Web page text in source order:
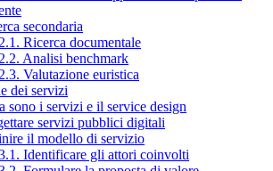
secondaria
Ricerca documentale
Analisi benchmark
Valutazione euristica
dei servizi
sono i servizi e il service design
servizi pubblici digitali
il modello di servizio
Identificare gli attori coinvolti